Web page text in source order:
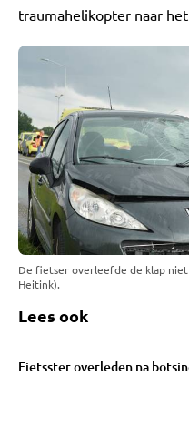
traumahelikopter naar
De fietser overleefde de klap
Heitink).
Lees ook
Fietsster overleden na